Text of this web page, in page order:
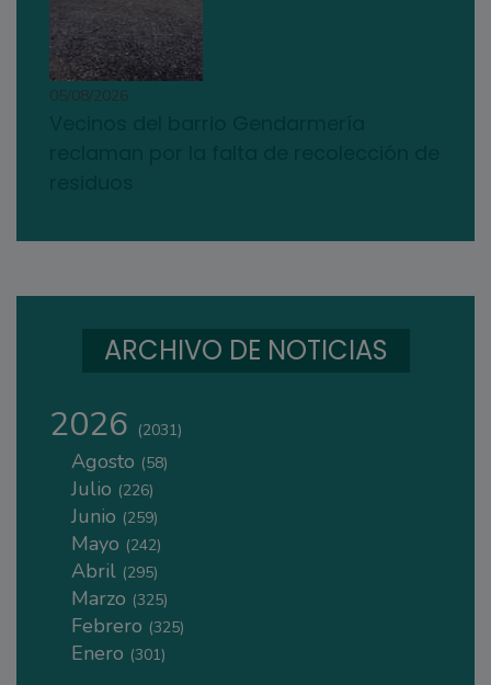
05/08/2026
ARCHIVO DE NOTICIAS
2026 (2031)
Agosto (58)
Julio (226)
Junio (259)
Mayo (242)
Abril (295)
Marzo (325)
Febrero (325)
Enero (301)